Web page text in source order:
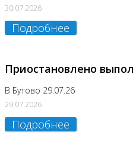
30.07.2026
Подробнее
Приостановлено
В Бутово 29.07.26
29.07.2026
Подробнее